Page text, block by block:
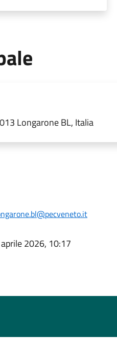
Longarone BL, Italia
2026, 10:17